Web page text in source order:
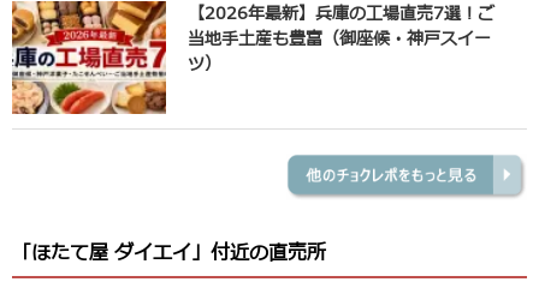
【2026年最新】兵庫の工場直売7選！ご
当地手土産も豊富（御座候・神戸スイー
ツ）
「ほたて屋 ダイエイ」付近の直売所